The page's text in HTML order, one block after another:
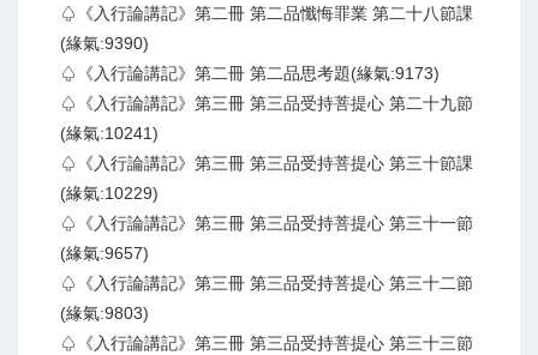
♤《入行論講記》第二冊 第二品懺悔罪業 第二十八節課
(緣氣:9390)
♤《入行論講記》第二冊 第二品思考題(緣氣:9173)
♤《入行論講記》第三冊 第三品受持菩提心 第二十九節
(緣氣:10241)
♤《入行論講記》第三冊 第三品受持菩提心 第三十節課
(緣氣:10229)
♤《入行論講記》第三冊 第三品受持菩提心 第三十一節
(緣氣:9657)
♤《入行論講記》第三冊 第三品受持菩提心 第三十二節
(緣氣:9803)
♤《入行論講記》第三冊 第三品受持菩提心 第三十三節